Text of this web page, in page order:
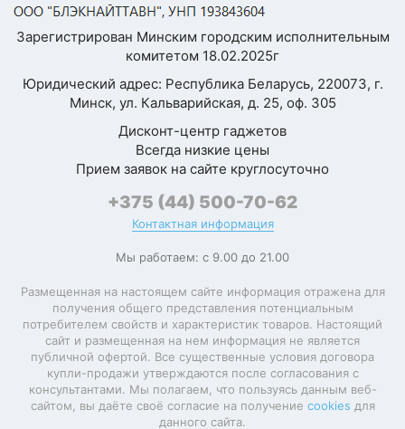
Зарегистрирован Минским городским исполнительным
комитетом 18.02.2025г
Юридический адрес: Республика Беларусь, 220073, г.
Минск, ул. Кальварийская, д. 25, оф. 305
Дисконт-центр гаджетов
Всегда низкие цены
Прием заявок на сайте круглосуточно
+375 (44) 500-70-62
Контактная информация
Мы работаем: с 9.00 до 21.00
Размещенная на настоящем сайте информация отражена для
получения общего представления потенциальным
потребителем свойств и характеристик товаров. Настоящий
сайт и размещенная на нем информация не является
публичной офертой. Все существенные условия договора
купли-продажи утверждаются после согласования с
консультантами. Мы полагаем, что пользуясь данным веб-
сайтом, вы даёте своё согласие на получение cookies для
данного сайта.